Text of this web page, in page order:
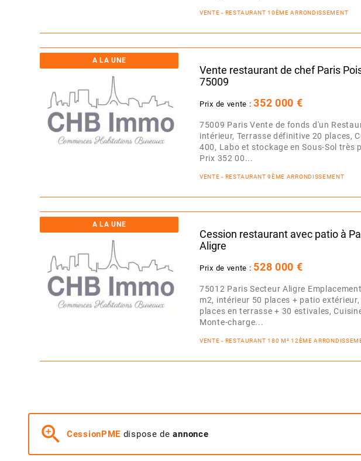
VENTE - RESTAURANT 10ÈME ARRONDISSEMENT
A LA UNE
Vente restaurant de chef Paris
75009
Prix de vente :352 000 €
75009 Paris Vente de fonds d'un
intérieur, Terrasse définitive 20 places,
400, Labo et stockage en Sous-Sol très
Prix 352 00...
VENTE - RESTAURANT 9ÈME ARRONDISSEMENT
A LA UNE
Cession restaurant avec patio à
Aligre
Prix de vente : 528 000 €
75012 Paris Secteur Aligre
m2, intérieur 50 places + patio
places en terrasse + 30 estivales,
Monte-charge...
VENTE - RESTAURANT 180 M² 12ÈME
zoom_in CessionPME dispose deannonce